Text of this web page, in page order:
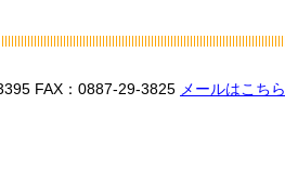
FAX：0887-29-3825 メールはこちら